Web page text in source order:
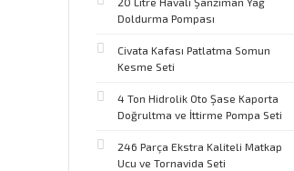
Doldurma Pompası
Civata Kafası Patlatma Somun
Kesme Seti
4 Ton Hidrolik Oto Şase Kaporta
Doğrultma ve İttirme Pompa Seti
246 Parça Ekstra Kaliteli Matkap
Ucu ve Tornavida Seti